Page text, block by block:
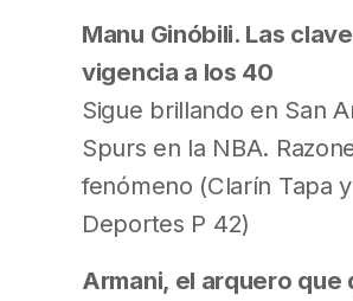
Manu Ginóbili. Las
vigencia a los 40
Sigue brillando en San
Spurs en la NBA.
fenómeno (Clarín Tapa y
Deportes P 42)
Armani, el arquero que